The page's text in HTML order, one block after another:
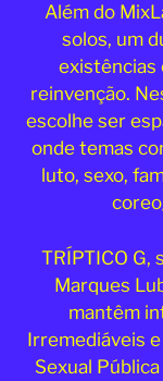
Além do
solos, um
existências
reinvenção.
escolhe ser
onde temas
luto, sexo,
TRÍPTICO G,
Marques
mantêm
Irremediáveis
Sexual